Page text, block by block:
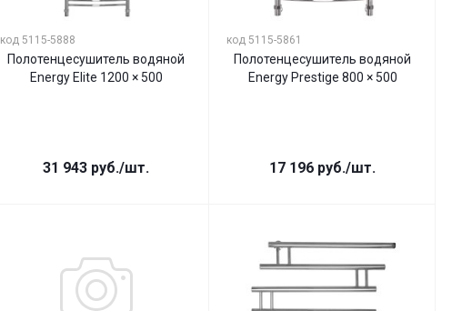
код 5115-5888
Полотенцесушитель водяной
Energy Elite 1200 × 500
31 943 руб./шт.
код 5115-5861
Полотенцесушитель водяной
Energy Prestige 800 × 500
17 196 руб./шт.